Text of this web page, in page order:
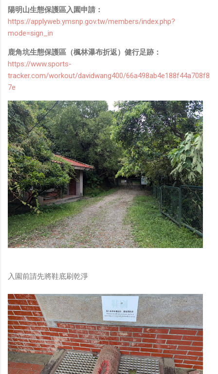
陽明山生態保護區入園申請：
https://applyweb.ymsnp.gov.tw/members/index.php?
mode=sign_in
鹿角坑生態保護區（楓林瀑布折返）健行足跡：
https://www.sports-
tracker.com/workout/davidwang400/66a498ab4e188f44a708f8
7e
入園前請先將鞋底刷乾淨